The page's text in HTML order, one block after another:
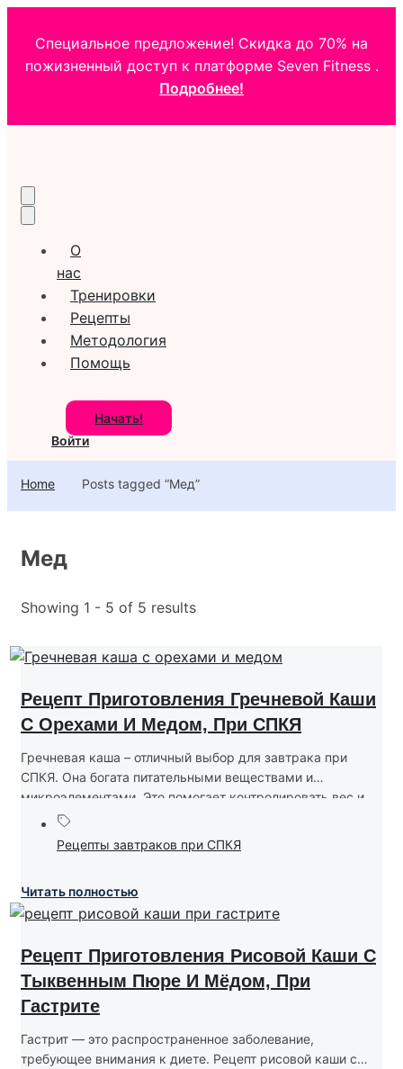
Специальное предложение! Скидка до 70% на
пожизненный доступ к платформе Seven Fitness .
Подробнее!
О
нас
Тренировки
Рецепты
Методология
Помощь
Начать!
Войти
Home Posts tagged “Мед”
Мед
Showing 1 - 5 of 5 results
Рецепт Приготовления Гречневой Каши
С Орехами И Медом, При СПКЯ
Гречневая каша – отличный выбор для завтрака при
СПКЯ. Она богата питательными веществами и
микроэлементами. Это помогает контролировать вес и...
Рецепты завтраков при СПКЯ
Читать полностью
Рецепт Приготовления Рисовой Каши С
Тыквенным Пюре И Мёдом, При
Гастрите
Гастрит — это распространенное заболевание,
требующее внимания к диете. Рецепт рисовой каши с